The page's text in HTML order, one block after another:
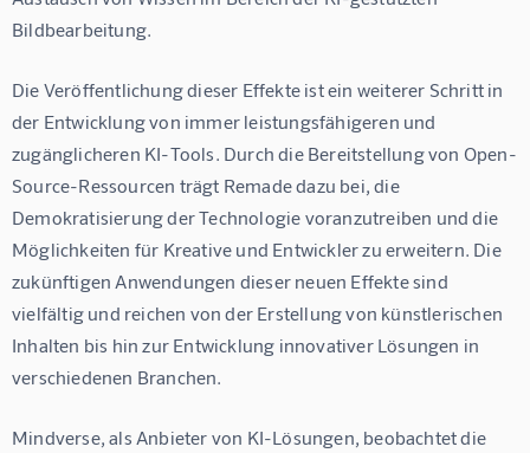
Bildbearbeitung.
Die Veröffentlichung dieser Effekte ist ein weiterer Schritt in
der Entwicklung von immer leistungsfähigeren und
zugänglicheren KI-Tools. Durch die Bereitstellung von Open-
Source-Ressourcen trägt Remade dazu bei, die
Demokratisierung der Technologie voranzutreiben und die
Möglichkeiten für Kreative und Entwickler zu erweitern. Die
zukünftigen Anwendungen dieser neuen Effekte sind
vielfältig und reichen von der Erstellung von künstlerischen
Inhalten bis hin zur Entwicklung innovativer Lösungen in
verschiedenen Branchen.
Mindverse, als Anbieter von KI-Lösungen, beobachtet die